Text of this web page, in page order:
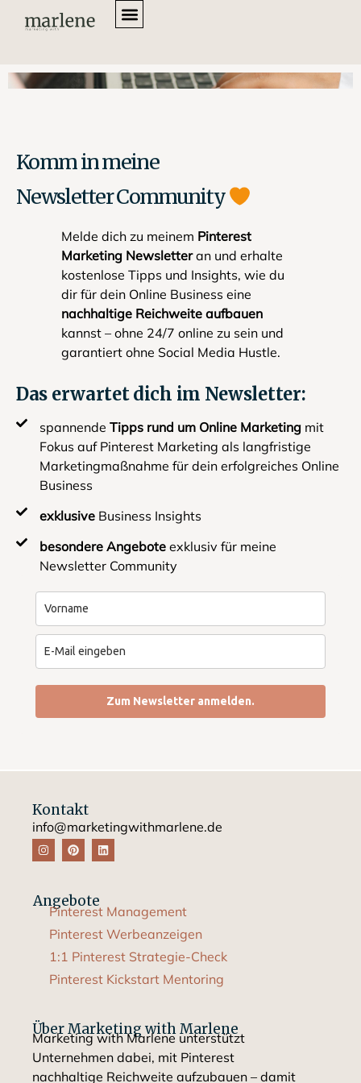
Komm in meine
Newsletter Community
Melde dich zu meinem Pinterest
Marketing Newsletteran und erhalte
kostenlose Tipps und Insights, wie du
dir für dein Online Business eine
nachhaltige Reichweite aufbauen
kannst – ohne 24/7 online zu sein und
garantiert ohne Social Media Hustle.
Das erwartet dich im Newsletter:
spannende Tipps rund um Online Marketingmit
Fokus auf Pinterest Marketing als langfristige
Marketingmaßnahme für dein erfolgreiches Online
Business
exklusiveBusiness Insights
besondere Angeboteexklusiv für meine
Newsletter Community
Zum Newsletter anmelden.
Über Marketing with Marlene
Marketing with Marlene unterstützt
Unternehmen dabei, mit Pinterest
nachhaltige Reichweite aufzubauen – damit
Angebote
Pinterest Management
Pinterest Werbeanzeigen
1:1 Pinterest Strategie-Check
Pinterest Kickstart Mentoring
Kontakt
info@marketingwithmarlene.de